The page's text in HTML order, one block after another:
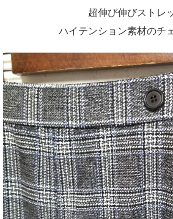
超伸び伸びストレ
ハイテンション素材のチ